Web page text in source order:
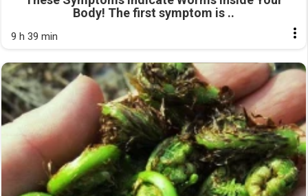
Body! The first symptom is ..
9 h 39 min